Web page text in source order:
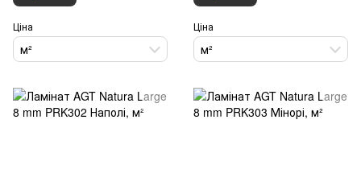
Ціна
м²
Ціна
м²